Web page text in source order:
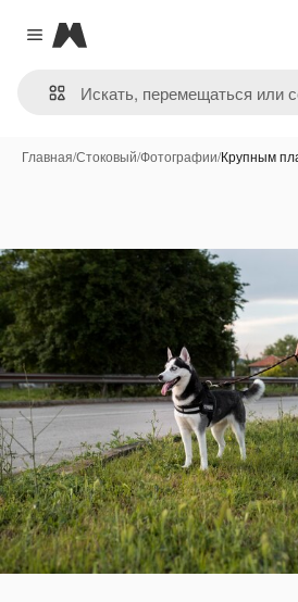
Close menu
Magnific
Главная/Стоковый/Фотографии/Крупным